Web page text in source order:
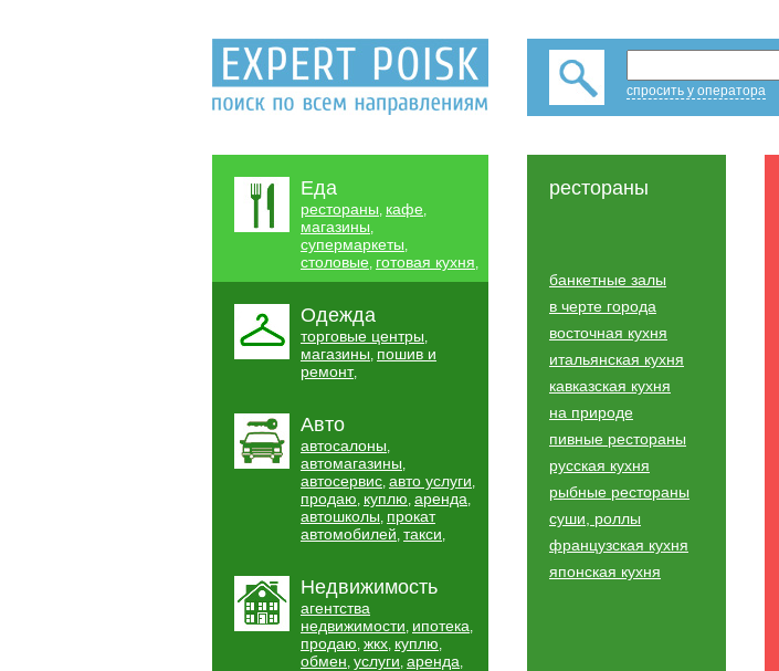
спросить у оператора
Еда
рестораны, кафе,
магазины,
супермаркеты,
столовые, готовая кухня,
Одежда
торговые центры,
магазины, пошив и
ремонт,
Авто
автосалоны,
автомагазины,
автосервис, авто услуги,
продаю, куплю, аренда,
автошколы, прокат
автомобилей, такси,
Недвижимость
агентства
недвижимости, ипотека,
продаю, жкх, куплю,
обмен, услуги, аренда,
рестораны
банкетные залы
в черте города
восточная кухня
итальянская кухня
кавказская кухня
на природе
пивные рестораны
русская кухня
рыбные рестораны
суши, роллы
французская кухня
японская кухня